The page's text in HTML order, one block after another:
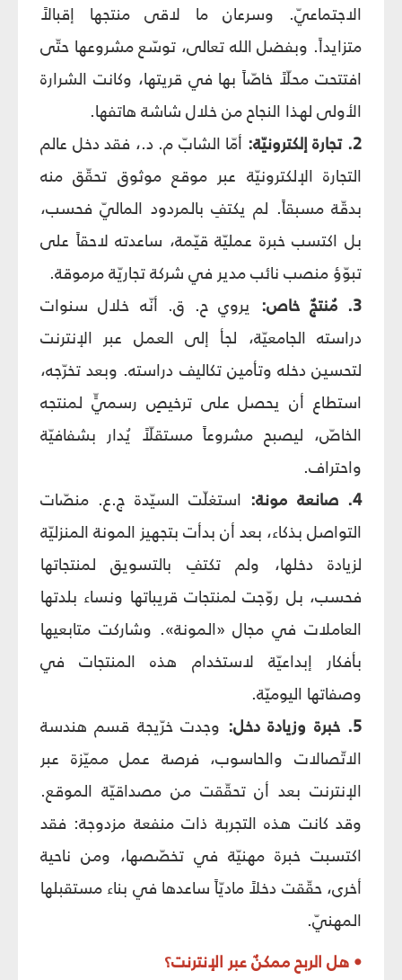
الاجتماعيّ. وسرعان ما لاقى منتجها إقبالاً
متزايداً. وبفضل الله تعالى، توسّع مشروعها حتّى
افتتحت محلّاً خاصّاً بها في قريتها، وكانت الشرارة
الأولى لهذا النجاح من خلال شاشة هاتفها.
2. تجارة إلكترونيّة:
أمّا الشابّ م. د.، فقد دخل عالم
التجارة الإلكترونيّة عبر موقع موثوق تحقّق منه
بدقّة مسبقاً. لم يكتفِ بالمردود الماليّ فحسب،
بل اكتسب خبرة عمليّة قيّمة، ساعدته لاحقاً على
تبوّؤ منصب نائب مدير في شركة تجاريّة مرموقة.
3. مُنتجٌ خاص:
يروي ح. ق. أنّه خلال سنوات
دراسته الجامعيّة، لجأ إلى العمل عبر الإنترنت
لتحسين دخله وتأمين تكاليف دراسته. وبعد تخرّجه،
استطاع أن يحصل على ترخيصٍ رسميٍّ لمنتجه
الخاصّ، ليصبح مشروعاً مستقلّاً يُدار بشفافيّة
واحتراف.
4. صانعة مونة:
استغلّت السيّدة ج.ع. منصّات
التواصل بذكاء، بعد أن بدأت بتجهيز المونة المنزليّة
لزيادة دخلها، ولم تكتفِ بالتسويق لمنتجاتها
فحسب، بل روّجت لمنتجات قريباتها ونساء بلدتها
العاملات في مجال «المونة». وشاركت متابعيها
بأفكار إبداعيّة لاستخدام هذه المنتجات في
وصفاتها اليوميّة.
5. خبرة وزيادة دخل:
وجدت خرّيجة قسم هندسة
الاتّصالات والحاسوب، فرصة عمل مميّزة عبر
الإنترنت بعد أن تحقّقت من مصداقيّة الموقع.
وقد كانت هذه التجربة ذات منفعة مزدوجة: فقد
اكتسبت خبرة مهنيّة في تخصّصها، ومن ناحية
أخرى، حقّقت دخلاً ماديّاً ساعدها في بناء مستقبلها
المهنيّ.
• هل الربح ممكنٌ عبر الإنترنت؟